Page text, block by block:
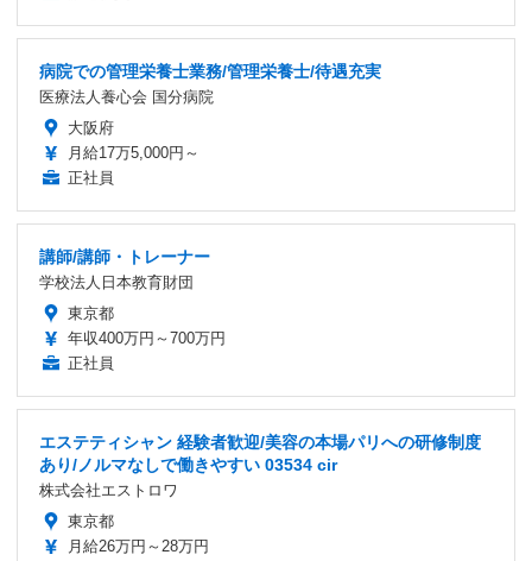
病院での管理栄養士業務/管理栄養士/待遇充実
医療法人養心会 国分病院
大阪府
月給17万5,000円～
正社員
講師/講師・トレーナー
学校法人日本教育財団
東京都
年収400万円～700万円
正社員
エステティシャン 経験者歓迎/美容の本場パリへの研修制度
あり/ノルマなしで働きやすい 03534 cir
株式会社エストロワ
東京都
月給26万円～28万円